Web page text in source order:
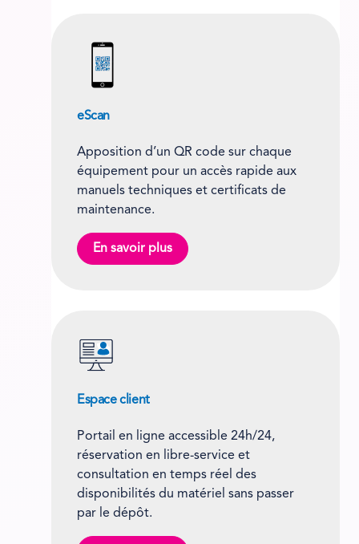
eScan
Apposition d’un QR code sur chaque
équipement pour un accès rapide aux
manuels techniques et certificats de
maintenance.
En savoir plus
Espace client
Portail en ligne accessible 24h/24,
réservation en libre-service et
consultation en temps réel des
disponibilités du matériel sans passer
par le dépôt.